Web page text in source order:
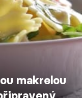
makrelou